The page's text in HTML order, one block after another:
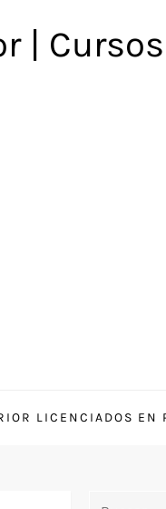
|
LICENCIADOS EN